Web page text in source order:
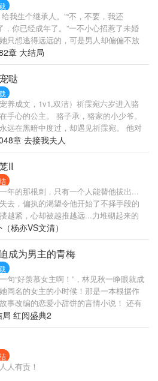
我生个继承人。”“不，不要，我还
，你已经成年了。”一不小心招惹了未婚
只想逃得远远的，可是男人却偏偏不放
“睡了我，就要对我负责。给你两个选
老婆，要么做我情人。”她果断的选择了
别人的情人都是吃香的喝辣的的，唯独
饭，像个老妈子一样伺候他。她怒摔，
男人笑得慵懒，“乖，你还是适合做老
可以吃香的喝辣的了。”可是做了老婆之
婆，该给我生个继承人了。” （超甜萌宠
女主身心干净）
章 大结局
哒
宠养成文，1v1,双洁）祈霂宛六岁进入骆
手心的公主。 骆子承，骆家的小少爷。
远在黑暗中度过，却遇见祈霂宛。 他对
一顾，可最终成了甩不掉宿命。 他宠
只为了让她永远留在他的身边……
章 去接我夫人
II
年的那根刺，只有一个人能替他拔出...
去，偏执的渴望令他开始了不择手段的
越紧，心却被越推越远...力堆砌起来的
，灰飞烟灭..我遍体鳞伤的爱上你，你却
一刀！（一句话概括：这是一头玛丽苏
苏羊的故事....呜～咩～～）
杨亦VS文清）
成为男主的青梅
句“好羡慕女主啊！”，林见秋一睁眼就成
同名的女主的小时候！那是一本根据作
事改编的恋爱小甜饼的言情小说！ 还有
一第一统的系统001告诉自己，必须尽快
成为男主的小青梅，陪伴男主成长，不
程序！ 林见秋内心mmp，女主是大学时
，两个人家乡根本不是一个市的！我怎
还成为他的小青梅？！ 天下第一统001:
就启动自毁吧！ 林见秋:我去！我去！我
局 红阅盛典2
人有责！